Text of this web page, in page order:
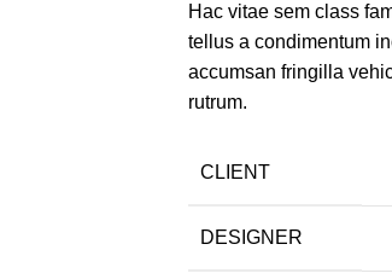
Hac vitae sem class
tellus a condimentum
accumsan fringilla
rutrum.
CLIENT
DESIGNER